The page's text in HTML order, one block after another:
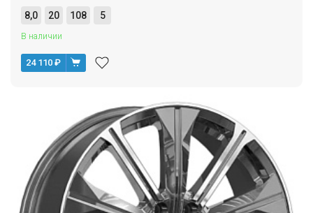
8,0 20 108 5
В наличии
24 110 ₽